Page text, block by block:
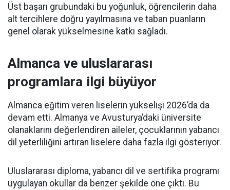
Üst başarı grubundaki bu yoğunluk, öğrencilerin daha
alt tercihlere doğru yayılmasına ve taban puanların
genel olarak yükselmesine katkı sağladı.
Almanca ve uluslararası
programlara ilgi büyüyor
Almanca eğitim veren liselerin yükselişi 2026’da da
devam etti. Almanya ve Avusturya’daki üniversite
olanaklarını değerlendiren aileler, çocuklarının yabancı
dil yeterliliğini artıran liselere daha fazla ilgi gösteriyor.
Uluslararası diploma, yabancı dil ve sertifika programı
uygulayan okullar da benzer şekilde öne çıktı. Bu